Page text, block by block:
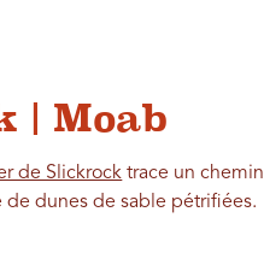
| Moab
de Slickrock trace un chemin
dunes de sable pétrifiées.